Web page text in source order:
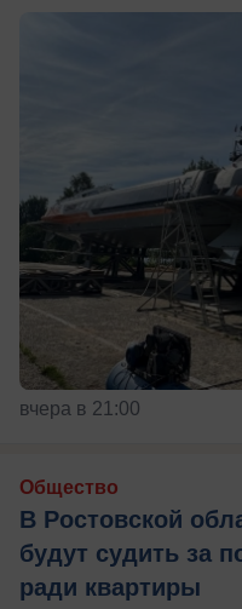
вчера в 21:00
Общество
В Ростовской
будут судить за
ради квартиры